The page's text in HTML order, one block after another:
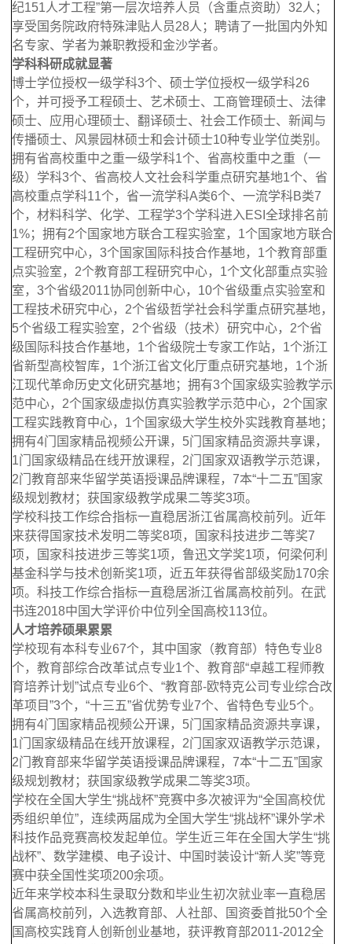
纪151人才工程”第一层次培养人员（含重点资助）32人；
享受国务院政府特殊津贴人员28人；聘请了一批国内外知
名专家、学者为兼职教授和金沙学者。
学科科研成就显著
博士学位授权一级学科3个、硕士学位授权一级学科26
个，并可授予工程硕士、艺术硕士、工商管理硕士、法律
硕士、应用心理硕士、翻译硕士、社会工作硕士、新闻与
传播硕士、风景园林硕士和会计硕士10种专业学位类别。
拥有省高校重中之重一级学科1个、省高校重中之重（一
级）学科3个、省高校人文社会科学重点研究基地1个、省
高校重点学科11个，省一流学科A类6个、一流学科B类7
个，材料科学、化学、工程学3个学科进入ESI全球排名前
1%；拥有2个国家地方联合工程实验室，1个国家地方联合
工程研究中心，3个国家国际科技合作基地，1个教育部重
点实验室，2个教育部工程研究中心，1个文化部重点实验
室，3个省级2011协同创新中心，10个省级重点实验室和
工程技术研究中心，2个省级哲学社会科学重点研究基地，
5个省级工程实验室，2个省级（技术）研究中心，2个省
级国际科技合作基地，1个省级院士专家工作站，1个浙江
省新型高校智库，1个浙江省文化厅重点研究基地，1个浙
江现代革命历史文化研究基地；拥有3个国家级实验教学示
范中心，2个国家级虚拟仿真实验教学示范中心，2个国家
工程实践教育中心，1个国家级大学生校外实践教育基地；
拥有4门国家精品视频公开课，5门国家精品资源共享课，
1门国家级精品在线开放课程，2门国家双语教学示范课，
2门教育部来华留学英语授课品牌课程，7本“十二五”国家
级规划教材；获国家级教学成果二等奖3项。
学校科技工作综合指标一直稳居浙江省属高校前列。近年
来获得国家技术发明二等奖8项，国家科技进步二等奖7
项，国家科技进步三等奖1项，鲁迅文学奖1项，何梁何利
基金科学与技术创新奖1项，近五年获得省部级奖励170余
项。科技工作综合指标一直稳居浙江省属高校前列。在武
书连2018中国大学评价中位列全国高校113位。
人才培养硕果累累
学校现有本科专业67个，其中国家（教育部）特色专业8
个，教育部综合改革试点专业1个、教育部“卓越工程师教
育培养计划”试点专业6个、“教育部-欧特克公司专业综合改
革项目”3个，“十三五”省优势专业7个、省特色专业5个。
拥有4门国家精品视频公开课，5门国家精品资源共享课，
1门国家级精品在线开放课程，2门国家双语教学示范课，
2门教育部来华留学英语授课品牌课程，7本“十二五”国家
级规划教材；获国家级教学成果二等奖3项。
学校在全国大学生“挑战杯”竞赛中多次被评为“全国高校优
秀组织单位”，连续两届成为全国大学生“挑战杯”课外学术
科技作品竞赛高校发起单位。学生近三年在全国大学生“挑
战杯”、数学建模、电子设计、中国时装设计“新人奖”等竞
赛中获全国性奖项200余项。
近年来学校本科生录取分数和毕业生初次就业率一直稳居
省属高校前列，入选教育部、人社部、国资委首批50个全
国高校实践育人创新创业基地，获评教育部2011-2012全